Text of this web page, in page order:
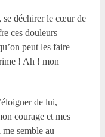
se déchirer le cœur de
ces douleurs
peut les faire
! Ah ! mon
de lui,
courage et mes
semble au